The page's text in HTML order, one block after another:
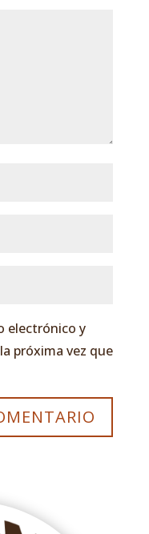
electrónico y
próxima vez que